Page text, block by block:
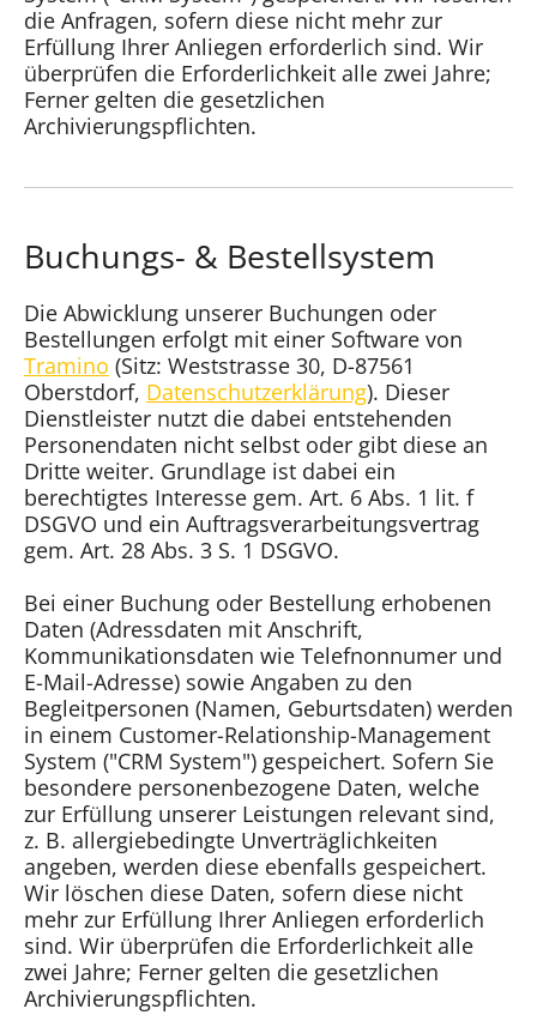
die Anfragen, sofern diese nicht mehr zur
Erfüllung Ihrer Anliegen erforderlich sind. Wir
überprüfen die Erforderlichkeit alle zwei Jahre;
Ferner gelten die gesetzlichen
Archivierungspflichten.
Buchungs- & Bestellsystem
Die Abwicklung unserer Buchungen oder
Bestellungen erfolgt mit einer Software von
Tramino (Sitz: Weststrasse 30, D-87561
Oberstdorf, Datenschutzerklärung). Dieser
Dienstleister nutzt die dabei entstehenden
Personendaten nicht selbst oder gibt diese an
Dritte weiter. Grundlage ist dabei ein
berechtigtes Interesse gem. Art. 6 Abs. 1 lit. f
DSGVO und ein Auftragsverarbeitungsvertrag
gem. Art. 28 Abs. 3 S. 1 DSGVO.
Bei einer Buchung oder Bestellung erhobenen
Daten (Adressdaten mit Anschrift,
Kommunikationsdaten wie Telefnonnumer und
E-Mail-Adresse) sowie Angaben zu den
Begleitpersonen (Namen, Geburtsdaten) werden
in einem Customer-Relationship-Management
System ("CRM System") gespeichert. Sofern Sie
besondere personenbezogene Daten, welche
zur Erfüllung unserer Leistungen relevant sind,
z. B. allergiebedingte Unverträglichkeiten
angeben, werden diese ebenfalls gespeichert.
Wir löschen diese Daten, sofern diese nicht
mehr zur Erfüllung Ihrer Anliegen erforderlich
sind. Wir überprüfen die Erforderlichkeit alle
zwei Jahre; Ferner gelten die gesetzlichen
Archivierungspflichten.